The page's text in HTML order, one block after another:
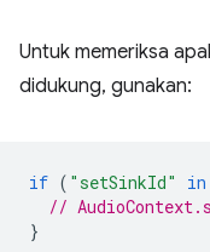
Untuk memeriksa
didukung, gunakan:
if ( "setSinkId" in
//
}